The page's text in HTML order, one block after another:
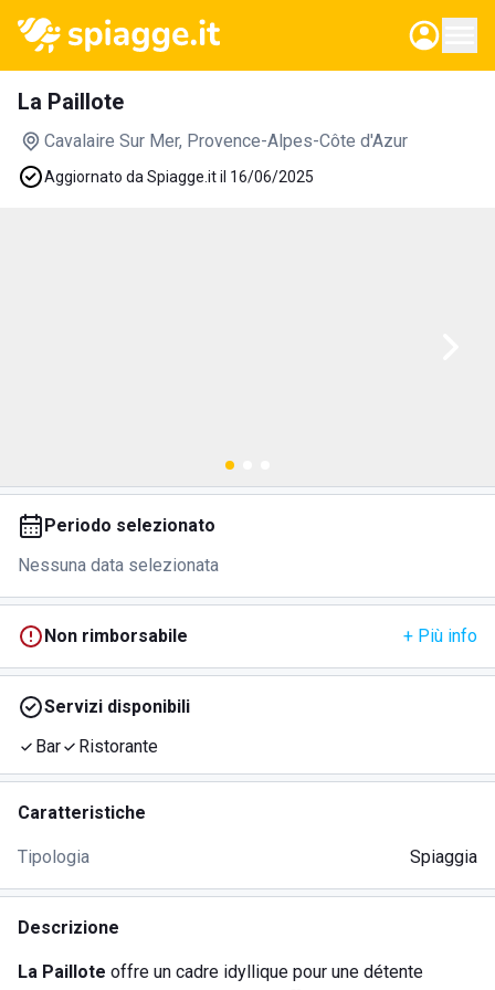
La Paillote
Cavalaire Sur Mer, Provence-Alpes-Côte d'Azur
Aggiornato da Spiagge.it il 16/06/2025
Periodo selezionato
Nessuna data selezionata
Non rimborsabile + Più info
Servizi disponibili
Bar
Ristorante
Caratteristiche
Tipologia Spiaggia
Descrizione
La Paillote offre un cadre idyllique pour une détente